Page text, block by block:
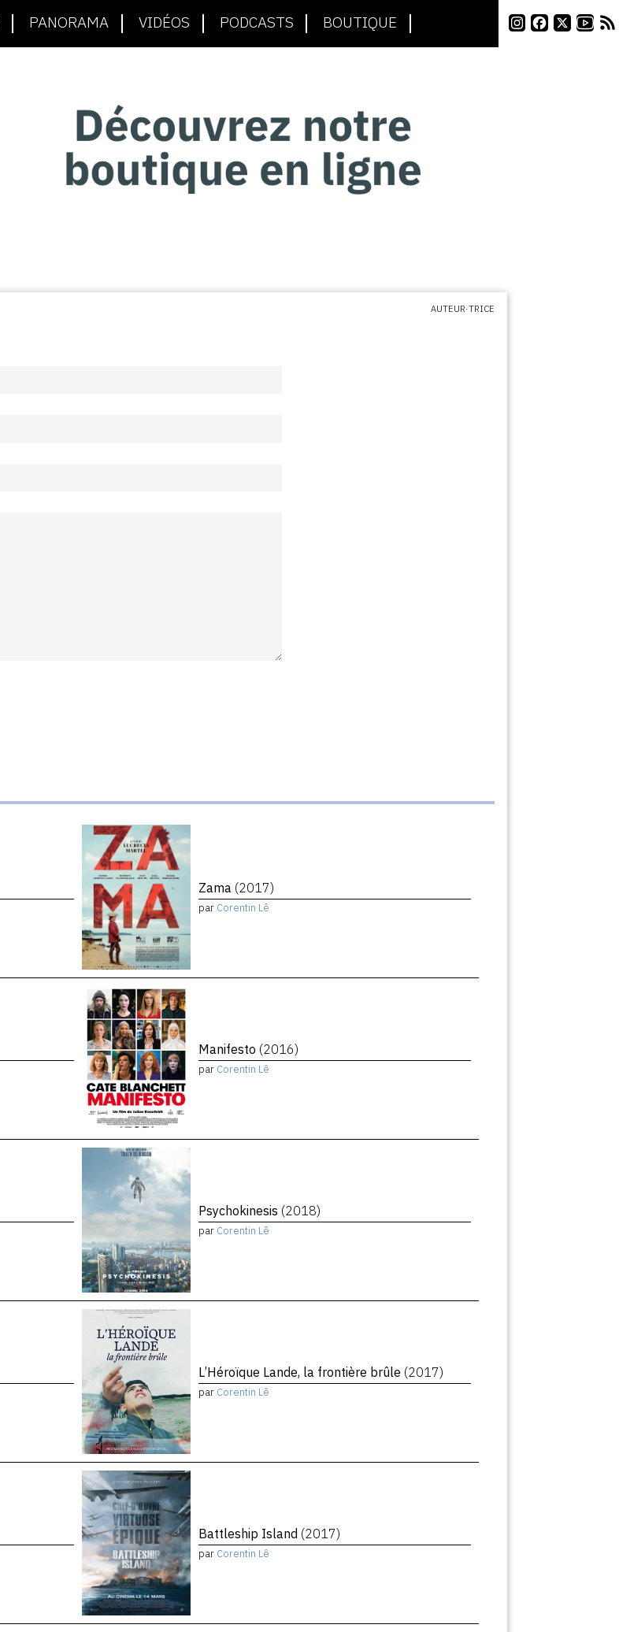
PANORAMA VIDÉOS PODCASTS BOUTIQUE
AUTEUR·TRICE
Zama (2017)
par Corentin Lê
Manifesto (2016)
par Corentin Lê
Psychokinesis (2018)
par Corentin Lê
L’Héroïque Lande, la frontière brûle (2017)
par Corentin Lê
Battleship Island (2017)
par Corentin Lê